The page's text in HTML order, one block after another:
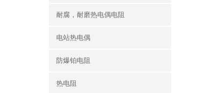
耐腐，耐磨热电偶电阻
电站热电偶
防爆铂电阻
热电阻